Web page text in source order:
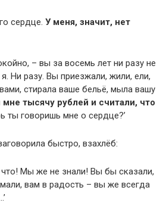
сердце. У меня, значит, нет
– вы за восемь лет ни разу не
Ни разу. Вы приезжали, жили, ели,
стирала ваше бельё, мыла вашу
тысячу рублей и считали, что
ты говоришь мне о сердце?’
быстро, взахлёб:
Мы же не знали! Вы бы сказали,
вам в радость – вы же всегда